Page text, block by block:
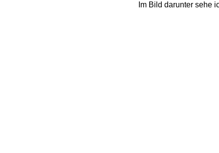
Im Bild darunter sehe